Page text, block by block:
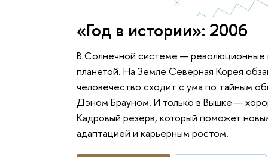
«Год в истории»: 2006
В Солнечной системе — революционные
планетой. На Земле Северная Корея
человечество сходит с ума по тайным
Дэном Брауном. И только в Вышке —
Кадровый резерв, который поможет
адаптацией и карьерным ростом.